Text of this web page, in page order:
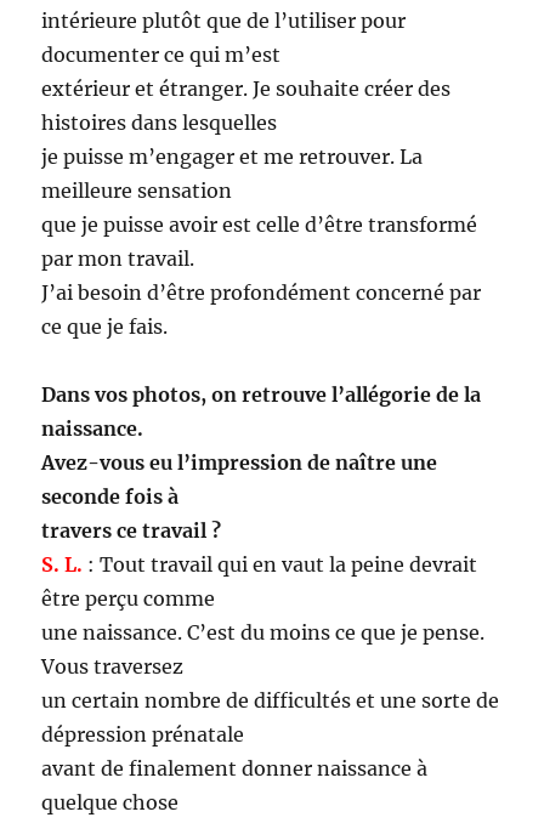
intérieure plutôt que de l’utiliser pour
documenter ce qui m’est
extérieur et étranger. Je souhaite créer des
histoires dans lesquelles
je puisse m’engager et me retrouver. La
meilleure sensation
que je puisse avoir est celle d’être transformé
par mon travail.
J’ai besoin d’être profondément concerné par
ce que je fais.
Dans vos photos, on retrouve l’allégorie de la
naissance.
Avez-vous eu l’impression de naître une
seconde fois à
travers ce travail ?
S. L. : Tout travail qui en vaut la peine devrait
être perçu comme
une naissance. C’est du moins ce que je pense.
Vous traversez
un certain nombre de difficultés et une sorte de
dépression prénatale
avant de finalement donner naissance à
quelque chose